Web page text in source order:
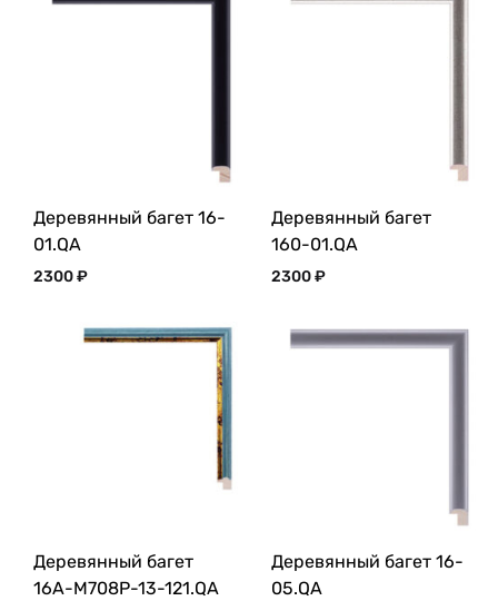
Деревянный багет 16-
01.QA
2300₽
Деревянный багет
160-01.QA
2300₽
Деревянный багет
16A-M708P-13-121.QA
Деревянный багет 16-
05.QA